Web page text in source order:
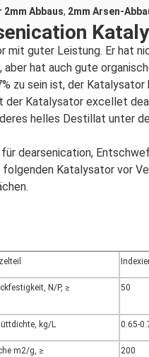
Abbaus, 2mm Arsen-
mit guter Leistung. Er hat
hat auch gute
zu sein ist, der
der Katalysator excellet
helles Destillat unter
dearsenication,
Katalysator vor
N/P, ≥ 50
kg/L 0.65-
m2/g, ≥ 200